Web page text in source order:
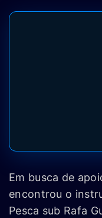
Em busca de
encontrou o
Pesca sub Rafa